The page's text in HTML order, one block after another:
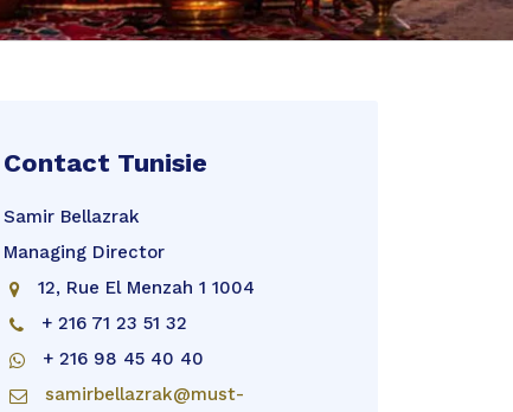
Contact Tunisie
Samir Bellazrak
Managing Director
12, Rue El Menzah 1 1004
+ 216 71 23 51 32
+ 216 98 45 40 40
samirbellazrak@must-